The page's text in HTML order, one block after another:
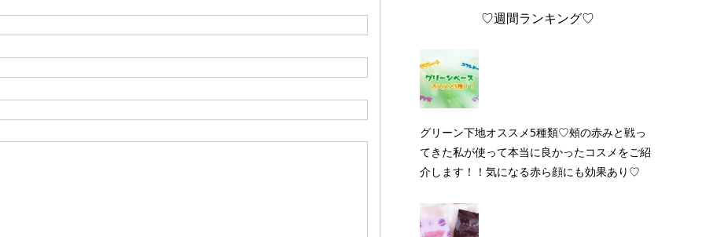
♡週間ランキング♡
グリーン下地オススメ5種類♡頰の赤みと戦っ
てきた私が使って本当に良かったコスメをご紹
介します！！気になる赤ら顔にも効果あり♡